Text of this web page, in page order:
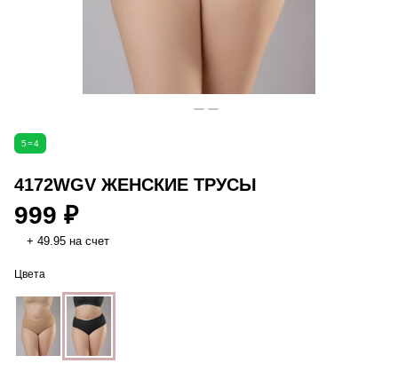
5=4
4172WGV ЖЕНСКИЕ ТРУСЫ
999 ₽
+ 49.95 на счет
Цвета